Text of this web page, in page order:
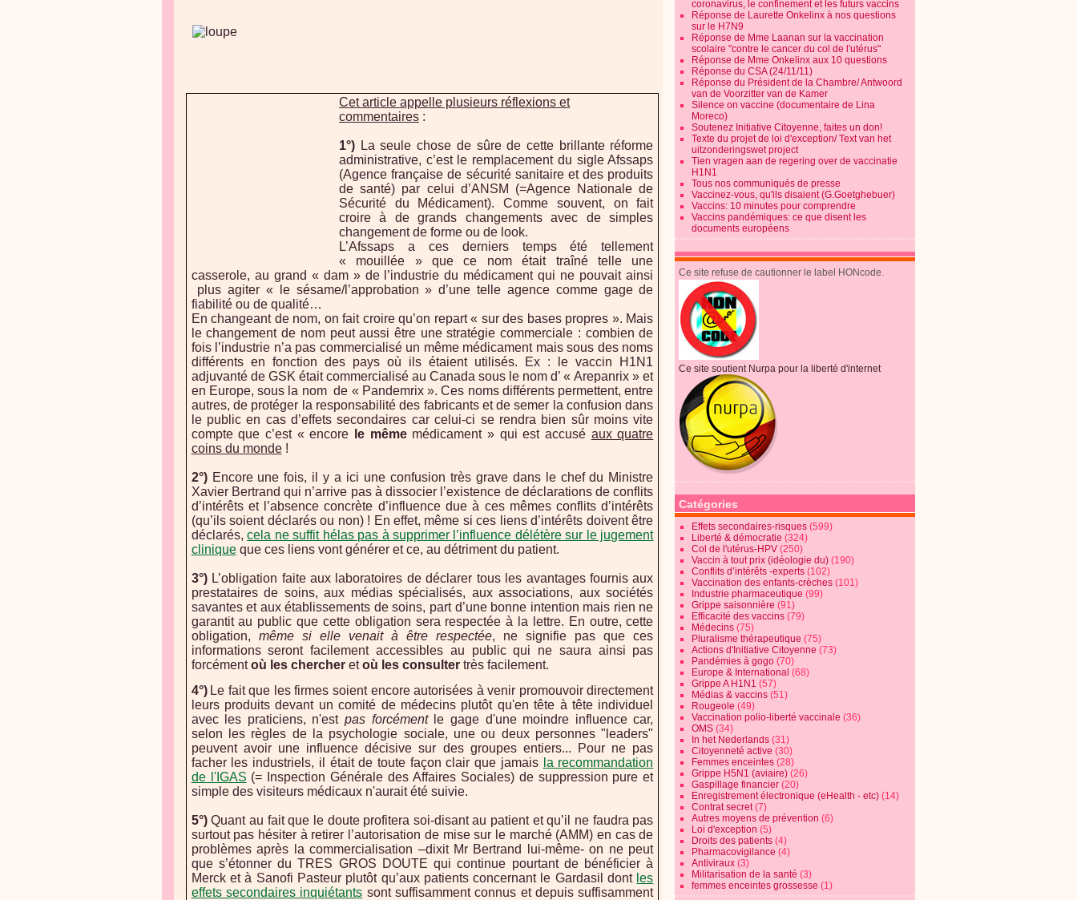
Cet article appelle plusieurs réflexions et
commentaires :
1°) La seule chose de sûre de cette brillante réforme
administrative, c’est le remplacement du sigle Afssaps
(Agence française de sécurité sanitaire et des produits
de santé) par celui d’ANSM (=Agence Nationale de
Sécurité du Médicament). Comme souvent, on fait
croire à de grands changements avec de simples
changement de forme ou de look.
L’Afssaps a ces derniers temps été tellement
« mouillée » que ce nom était traîné telle une
casserole, au grand « dam » de l’industrie du médicament qui ne pouvait ainsi
plus agiter « le sésame/l’approbation » d’une telle agence comme gage de
fiabilité ou de qualité…
En changeant de nom, on fait croire qu’on repart « sur des bases propres ». Mais
le changement de nom peut aussi être une stratégie commerciale : combien de
fois l’industrie n’a pas commercialisé un même médicament mais sous des noms
différents en fonction des pays où ils étaient utilisés. Ex : le vaccin H1N1
adjuvanté de GSK était commercialisé au Canada sous le nom d’ « Arepanrix » et
en Europe, sous la nom de « Pandemrix ». Ces noms différents permettent, entre
autres, de protéger la responsabilité des fabricants et de semer la confusion dans
le public en cas d’effets secondaires car celui-ci se rendra bien sûr moins vite
compte que c’est « encore
le mêmemédicament » qui est accusé aux quatre
coins du monde!
2°) Encore une fois, il y a ici une confusion très grave dans le chef du Ministre
Xavier Bertrand qui n’arrive pas à dissocier l’existence de déclarations de conflits
d’intérêts et l’absence concrète d’influence due à ces mêmes conflits d’intérêts
(qu’ils soient déclarés ou non) ! En effet, même si ces liens d’intérêts doivent être
déclarés,cela ne suffit hélas pas à supprimer l’influence délétère sur le jugement
cliniqueque ces liens vont générer et ce, au détriment du patient.
3°) L’obligation faite aux laboratoires de déclarer tous les avantages fournis aux
prestataires de soins, aux médias spécialisés, aux associations, aux sociétés
savantes et aux établissements de soins, part d’une bonne intention mais rien ne
garantit au public que cette obligation sera respectée à la lettre. En outre, cette
obligation, même si elle venait à être respectée, ne signifie pas que ces
informations seront facilement accessibles au public qui ne saura ainsi pas
forcémentoù les chercheretoù les consultertrès facilement.
4°) Le fait que les firmes soient encore autorisées à venir promouvoir directement
leurs produits devant un comité de médecins plutôt qu'en tête à tête individuel
avec les praticiens, n'estpas forcémentle gage d'une moindre influence car,
selon les règles de la psychologie sociale, une ou deux personnes "leaders"
peuvent avoir une influence décisive sur des groupes entiers... Pour ne pas
facher les industriels, il était de toute façon clair que jamais la recommandation
de l'IGAS (= Inspection Générale des Affaires Sociales) de suppression pure et
simple des visiteurs médicaux n'aurait été suivie.
5°) Quant au fait que le doute profitera soi-disant au patient et qu’il ne faudra pas
surtout pas hésiter à retirer l’autorisation de mise sur le marché (AMM) en cas de
problèmes après la commercialisation –dixit Mr Bertrand lui-même- on ne peut
que s’étonner du TRES GROS DOUTE qui continue pourtant de bénéficier à
Merck et à Sanofi Pasteur plutôt qu’aux patients concernant le Gardasil dont les
effets secondaires inquiétants sont suffisamment connus et depuis suffisamment
coronavirus, le confinement et les futurs vaccins
Réponse de Laurette Onkelinx à nos questions
sur le H7N9
Réponse de Mme Laanan sur la vaccination
scolaire "contre le cancer du col de l'utérus"
Réponse de Mme Onkelinx aux 10 questions
Réponse du CSA (24/11/11)
Réponse du Président de la Chambre/ Antwoord
van de Voorzitter van de Kamer
Silence on vaccine (documentaire de Lina
Moreco)
Soutenez Initiative Citoyenne, faites un don!
Texte du projet de loi d'exception/ Text van het
uitzonderingswet project
Tien vragen aan de regering over de vaccinatie
H1N1
Tous nos communiqués de presse
Vaccinez-vous, qu'ils disaient (G.Goetghebuer)
Vaccins: 10 minutes pour comprendre
Vaccins pandémiques: ce que disent les
documents européens
Ce site refuse de cautionner le label HONcode.
Ce site soutient Nurpa pour la liberté d'internet
Catégories
Effets secondaires-risques (599)
Liberté & démocratie (324)
Col de l'utérus-HPV (250)
Vaccin à tout prix (idéologie du) (190)
Conflits d’intérêts -experts (102)
Vaccination des enfants-crèches (101)
Industrie pharmaceutique (99)
Grippe saisonnière (91)
Efficacité des vaccins (79)
Médecins (75)
Pluralisme thérapeutique (75)
Actions d'Initiative Citoyenne (73)
Pandémies à gogo (70)
Europe & International (68)
Grippe A H1N1 (57)
Médias & vaccins (51)
Rougeole (49)
Vaccination polio-liberté vaccinale (36)
OMS (34)
In het Nederlands (31)
Citoyenneté active (30)
Femmes enceintes (28)
Grippe H5N1 (aviaire) (26)
Gaspillage financier (20)
Enregistrement électronique (eHealth - etc) (14)
Contrat secret(7)
Autres moyens de prévention (6)
Loi d'exception (5)
Droits des patients (4)
Pharmacovigilance (4)
Antiviraux (3)
Militarisation de la santé (3)
femmes enceintes grossesse (1)